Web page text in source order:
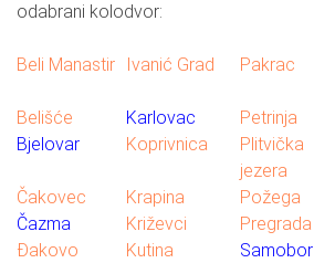
odabrani kolodvor:
Beli Manastir Ivanić Grad Pakrac
Belišće
Karlovac Petrinja
Bjelovar
Koprivnica
Plitvička
jezera
Čakovec Krapina Požega
Čazma
Križevci Pregrada
Đakovo
Kutina Samobor